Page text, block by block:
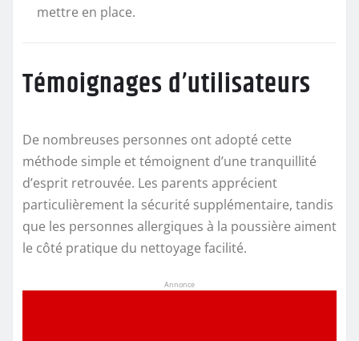
mettre en place.
Témoignages d’utilisateurs
De nombreuses personnes ont adopté cette
méthode simple et témoignent d’une tranquillité
d’esprit retrouvée. Les parents apprécient
particulièrement la sécurité supplémentaire, tandis
que les personnes allergiques à la poussière aiment
le côté pratique du nettoyage facilité.
Annonce